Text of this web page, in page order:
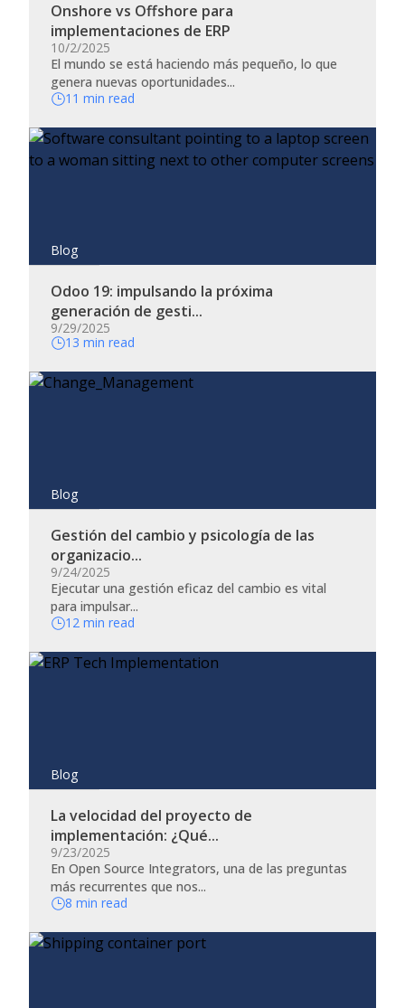
Onshore vs Offshore para
implementaciones de ERP
10/2/2025
El mundo se está haciendo más pequeño, lo que
genera nuevas oportunidades...
11 min read
Blog
Odoo 19: impulsando la próxima
generación de gesti...
9/29/2025
13 min read
Blog
Gestión del cambio y psicología de las
organizacio...
9/24/2025
​Ejecutar una gestión eficaz del cambio es vital
para impulsar...
12 min read
Blog
La velocidad del proyecto de
implementación: ¿Qué...
9/23/2025
En Open Source Integrators, una de las preguntas
más recurrentes que nos...
8 min read